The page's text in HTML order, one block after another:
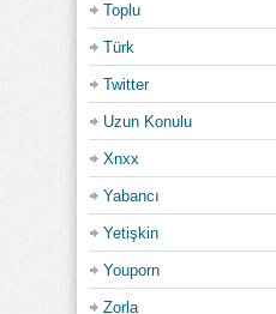
Toplu
Türk
Twitter
Uzun Konulu
Xnxx
Yabancı
Yetişkin
Youporn
Zorla